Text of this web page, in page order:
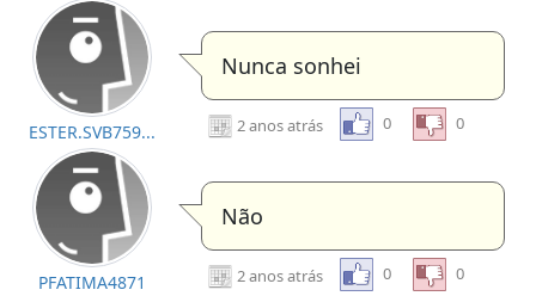
ESTER.SVB759...
Nunca sonhei
2 anos atrás 0 0
PFATIMA4871
Não
2 anos atrás 0 0